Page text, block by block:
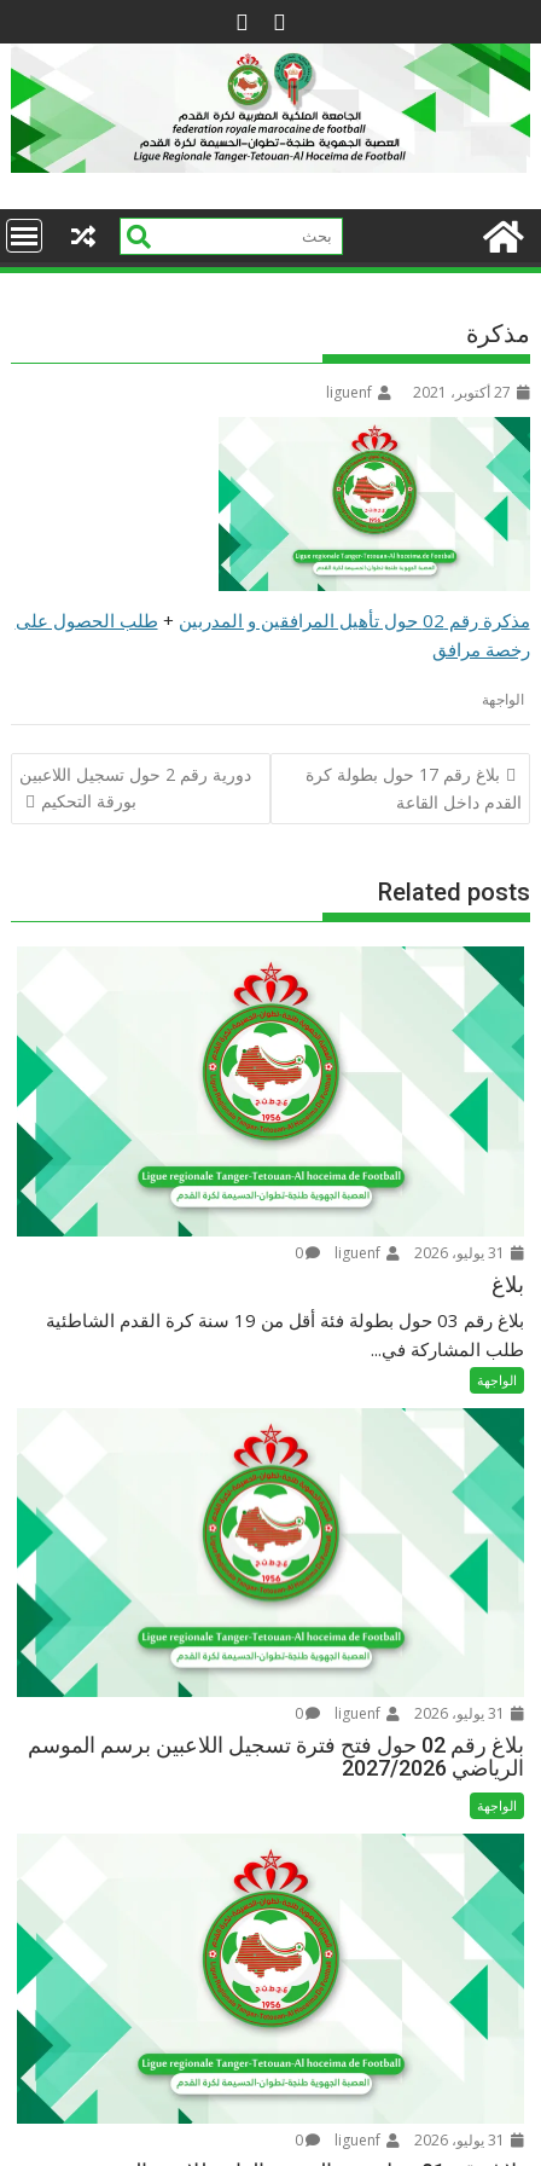
to
content
مذكرة
27 أكتوبر، 2021 liguenf
مذكرة رقم 02 حول تأهيل المرافقين و المدربين + طلب الحصول على
رخصة مرافق
الواجهة
تصفّح
المقالات
بلاغ رقم 17 حول بطولة كرة
القدم داخل القاعة
دورية رقم 2 حول تسجيل اللاعبين
بورقة التحكيم
Related posts
liguenf
0
بلاغ
بلاغ رقم 03 حول بطولة فئة أقل من 19 سنة كرة القدم الشاطئية
طلب المشاركة في...
الواجهة
liguenf
0
بلاغ رقم 02 حول فتح فترة تسجيل اللاعبين برسم الموسم
الرياضي 2027/2026
الواجهة
liguenf
0